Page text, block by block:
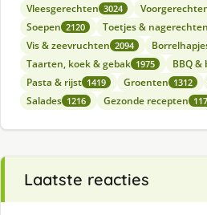
Vleesgerechten 3024
Soepen 2120 Toetjes & nagerechten
Vis & zeevruchten 2094
Taarten, koek & gebak 1975 BBQ
Pasta & rijst 1419 Groenten 1312
Salades 1216 Gezonde recepten
Laatste reacties